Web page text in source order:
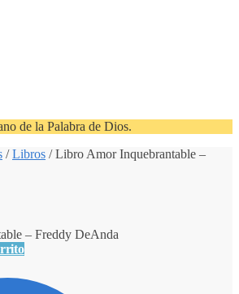
de la Palabra de Dios.
/Libros /Libro Amor Inquebrantable –
– Freddy DeAnda